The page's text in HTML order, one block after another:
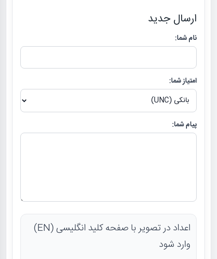
ارسال جدید
نام شما:
امتیاز شما:
پیام شما:
اعداد در تصویر با صفحه کلید انگلیسی (EN)
وارد شود